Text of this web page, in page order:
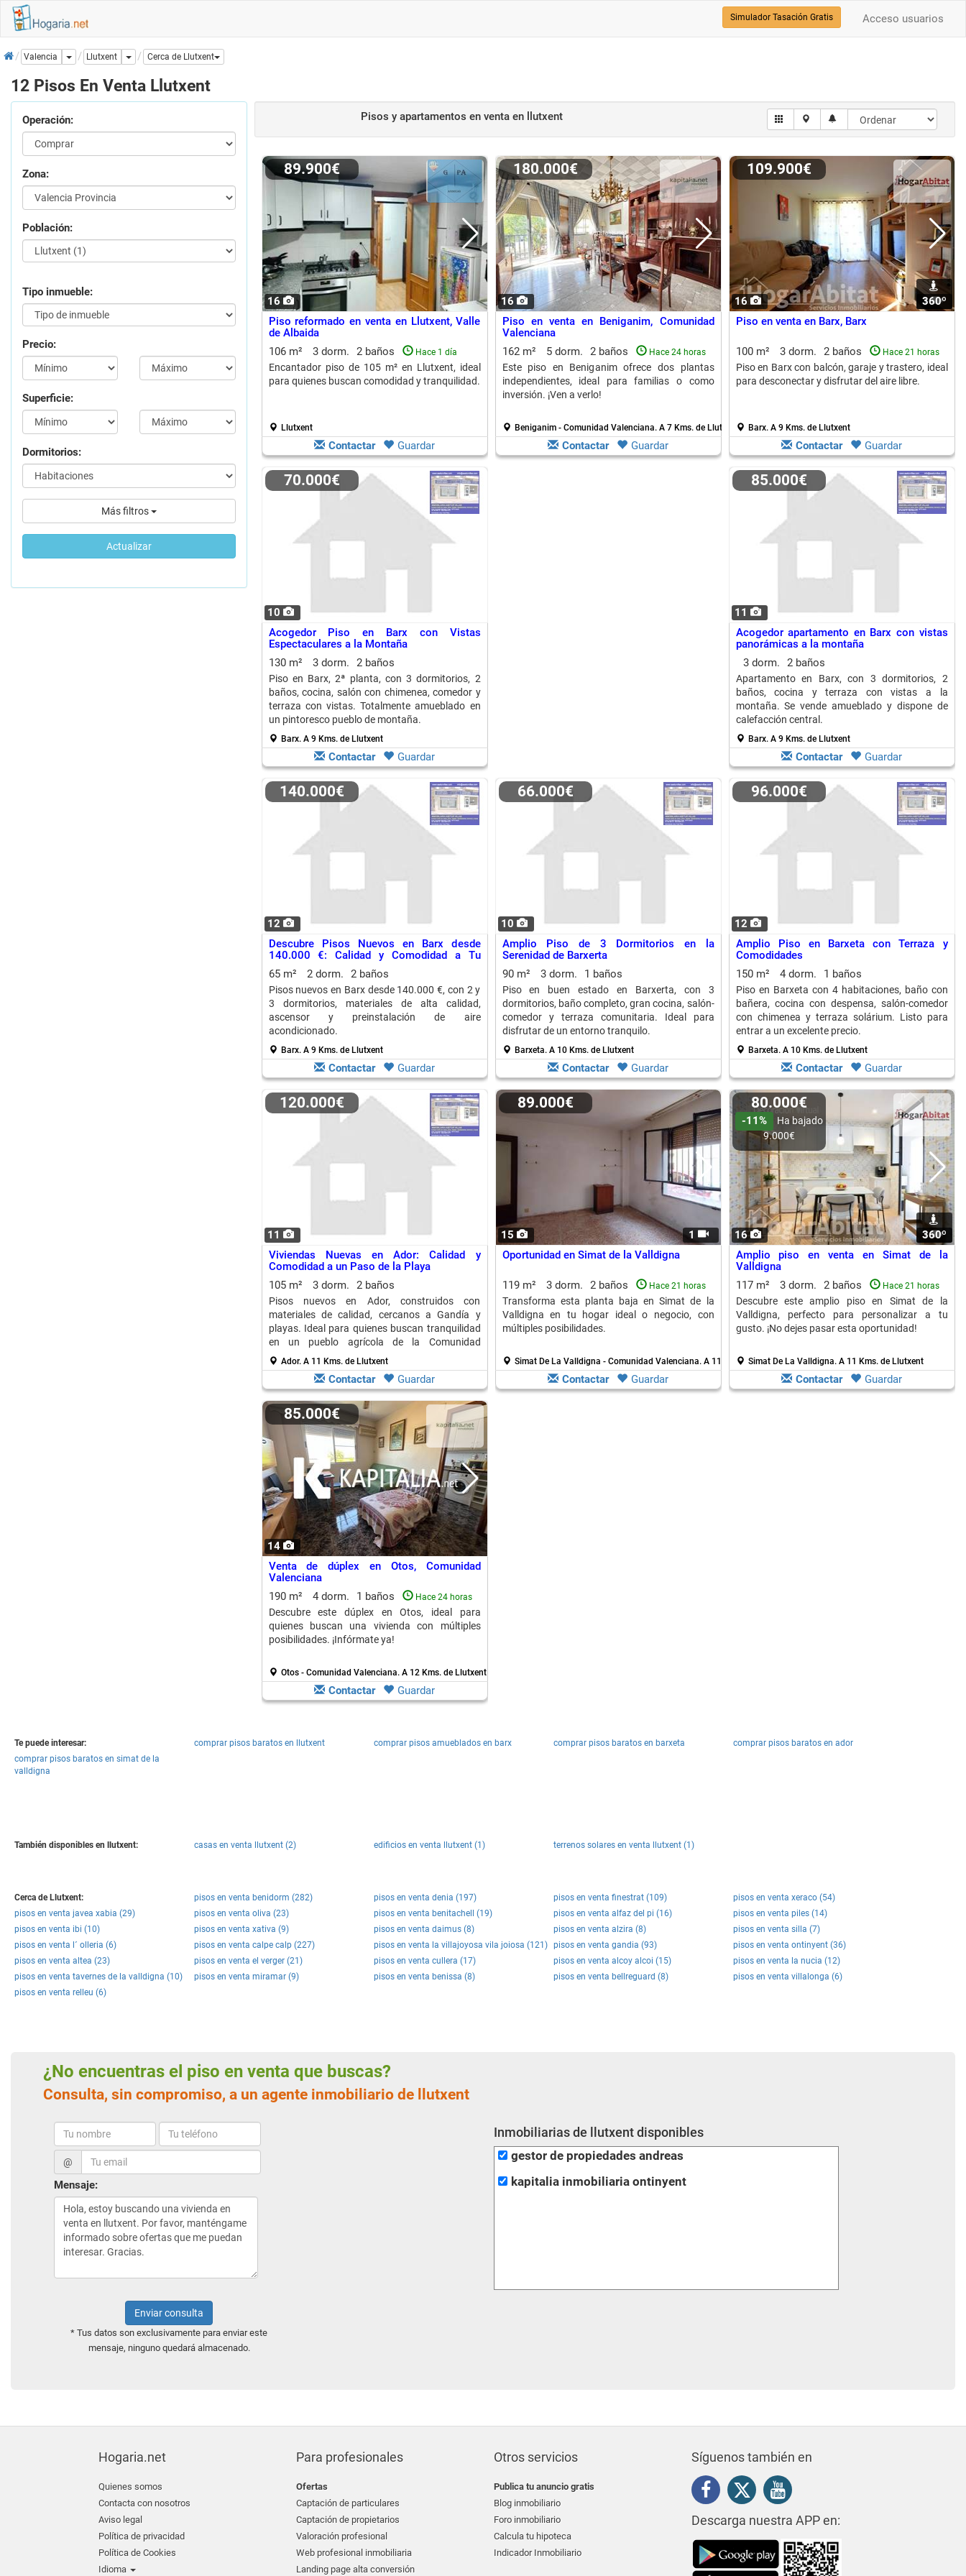
Acceso usuarios
Simulador Tasación Gratis
InicioValencia Dropdown
Llutxent Dropdown
Cerca de Llutxent
12 Pisos En Venta Llutxent
Operación:
Zona:
Población:
Tipo inmueble:
Precio:
Superficie:
Dormitorios:
Más filtros
Actualizar
Pisos y apartamentos en ventaen llutxent
16
89.900€
Piso reformado en venta en Llutxent, Valle
de Albaida
106 m²
3 dorm. 2 baños Hace 1 día
Encantador piso de 105 m² en Llutxent, ideal
para quienes buscan comodidad y tranquilidad.
Llutxent
Contactar Guardar
16
180.000€
Piso en venta en Beniganim, Comunidad
Valenciana
162 m²
5 dorm. 2 baños Hace 24 horas
Este piso en Beniganim ofrece dos plantas
independientes, ideal para familias o como
inversión. ¡Ven a verlo!
Beniganim - Comunidad Valenciana. A 7 Kms. de Llutxent
Contactar Guardar
16 1
360º
109.900€
Piso en venta en Barx, Barx
100 m² 3 dorm. 2 baños Hace 21 horas
Piso en Barx con balcón, garaje y trastero, ideal
para desconectar y disfrutar del aire libre.
Barx. A 9 Kms. de Llutxent
Contactar Guardar
10
70.000€
Acogedor Piso en Barx con Vistas
Espectaculares a la Montaña
130 m²
3 dorm. 2 baños
Piso en Barx, 2ª planta, con 3 dormitorios, 2
baños, cocina, salón con chimenea, comedor y
terraza con vistas. Totalmente amueblado en
un pintoresco pueblo de montaña.
Barx. A 9 Kms. de Llutxent
Contactar Guardar
11
85.000€
Acogedor apartamento en Barx con vistas
panorámicas a la montaña
3 dorm.
2 baños
Apartamento en Barx, con 3 dormitorios, 2
baños, cocina y terraza con vistas a la
montaña. Se vende amueblado y dispone de
calefacción central.
Barx. A 9 Kms. de Llutxent
Contactar Guardar
12
140.000€
Descubre Pisos Nuevos en Barx desde
140.000 €: Calidad y Comodidad a Tu
Alcance
65 m² 2 dorm. 2 baños
Pisos nuevos en Barx desde 140.000 €, con 2 y
3 dormitorios, materiales de alta calidad,
ascensor y preinstalación de aire
acondicionado.
Barx. A 9 Kms. de Llutxent
Contactar Guardar
10
66.000€
Amplio Piso de 3 Dormitorios en la
Serenidad de Barxerta
90 m²
3 dorm. 1 baños
Piso en buen estado en Barxerta, con 3
dormitorios, baño completo, gran cocina, salón-
comedor y terraza comunitaria. Ideal para
disfrutar de un entorno tranquilo.
Barxeta. A 10 Kms. de Llutxent
Contactar Guardar
12
96.000€
Amplio Piso en Barxeta con Terraza y
Comodidades
150 m²
4 dorm. 1 baños
Piso en Barxeta con 4 habitaciones, baño con
bañera, cocina con despensa, salón-comedor
con chimenea y terraza solárium. Listo para
entrar a un excelente precio.
Barxeta. A 10 Kms. de Llutxent
Contactar Guardar
11
120.000€
Viviendas Nuevas en Ador: Calidad y
Comodidad a un Paso de la Playa
105 m²
3 dorm. 2 baños
Pisos nuevos en Ador, construidos con
materiales de calidad, cercanos a Gandía y
playas. Ideal para quienes buscan tranquilidad
en un pueblo agrícola de la Comunidad
Valenciana.
Ador. A 11 Kms. de Llutxent
Contactar Guardar
15 1
89.000€
Oportunidad en Simat de la Valldigna
119 m² 3 dorm. 2 baños Hace 21 horas
Transforma esta planta baja en Simat de la
Valldigna en tu hogar ideal o negocio, con
múltiples posibilidades.
Simat De La Valldigna - Comunidad Valenciana. A 11 Kms. de Llutxent
Contactar Guardar
16 1
360º
80.000€
-11%
Ha bajado
9.000€
Amplio piso en venta en Simat de la
Valldigna
117 m²
3 dorm. 2 baños Hace 21 horas
Descubre este amplio piso en Simat de la
Valldigna, perfecto para personalizar a tu
gusto. ¡No dejes pasar esta oportunidad!
Simat De La Valldigna. A 11 Kms. de Llutxent
Contactar Guardar
14
85.000€
Venta de dúplex en Otos, Comunidad
Valenciana
190 m²
4 dorm. 1 baños Hace 24 horas
Descubre este dúplex en Otos, ideal para
quienes buscan una vivienda con múltiples
posibilidades. ¡Infórmate ya!
Otos - Comunidad Valenciana. A 12 Kms. de Llutxent
Contactar Guardar
Te puede interesar: comprar pisos baratos en llutxent comprar pisos amueblados en barx comprar pisos baratos en barxeta
comprar pisos baratos en ador
comprar pisos baratos en simat de la
valldigna
También disponibles en llutxent: casas en venta llutxent (2) edificios en venta llutxent (1) terrenos solares en venta llutxent (1)
Cerca de Llutxent: pisos en venta benidorm (282) pisos en venta denia (197) pisos en venta finestrat (109)
pisos en venta xeraco (54)
pisos en venta javea xabia (29)
pisos en venta oliva (23) pisos en venta benitachell (19) pisos en venta alfaz del pi (16)
pisos en venta piles (14)
pisos en venta ibi (10)
pisos en venta xativa (9) pisos en venta daimus (8) pisos en venta alzira (8)
pisos en venta silla (7)
pisos en venta l´ olleria (6)
pisos en venta calpe calp (227) pisos en venta la villajoyosa vila joiosa (121) pisos en venta gandia (93)
pisos en venta ontinyent (36)
pisos en venta altea (23)
pisos en venta el verger (21) pisos en venta cullera (17) pisos en venta alcoy alcoi (15)
pisos en venta la nucia (12)
pisos en venta tavernes de la valldigna (10)
pisos en venta miramar (9) pisos en venta benissa (8) pisos en venta bellreguard (8)
pisos en venta villalonga (6)
pisos en venta relleu (6)
¿No encuentras el piso en venta que buscas?
Consulta, sin compromiso, a un agente inmobiliario de llutxent
@
Mensaje:
Enviar consulta
* Tus datos son exclusivamente para enviar este
mensaje, ninguno quedará almacenado.
Inmobiliarias de llutxent disponibles
gestor de propiedades andreas
kapitalia inmobiliaria ontinyent
Hogaria.net
Quienes somos
Contacta con nosotros
Aviso legal
Política de privacidad
Política de Cookies
Idioma
Para profesionales
Ofertas
Captación de particulares
Captación de propietarios
Valoración profesional
Web profesional inmobiliaria
Landing page alta conversión
Otros servicios
Publica tu anuncio gratis
Blog inmobiliario
Foro inmobiliario
Calcula tu hipoteca
Indicador Inmobiliario
Síguenos también en
Descarga nuestra APP en: